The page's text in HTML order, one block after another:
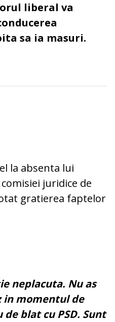
liberal va
sa ia masuri.
la absenta lui
juridice de
gratierea faptelor
neplacuta. Nu as
in momentul de
blat cu PSD. Sunt